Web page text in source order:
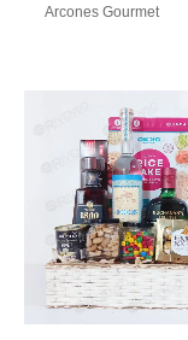
Arcones Gourmet